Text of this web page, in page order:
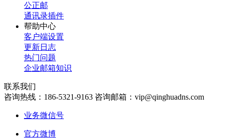
公正邮
通讯录插件
帮助中心
客户端设置
更新日志
热门问题
企业邮箱知识
联系我们
咨询热线： 186-5321-9163 咨询邮箱： vip@qinghuadns.com
业务微信号
官方微博